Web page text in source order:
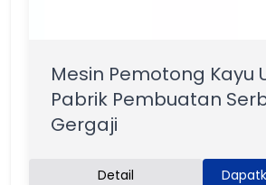
Mesin Pemotong Kayu
Pabrik Pembuatan
Gergaji
Detail